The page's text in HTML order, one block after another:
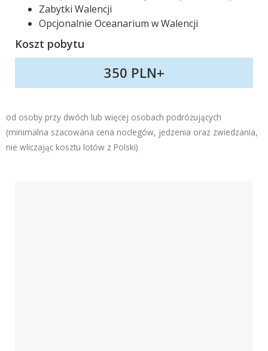
Zabytki Walencji
Opcjonalnie Oceanarium w Walencji
Koszt pobytu
350 PLN+
od osoby przy dwóch lub więcej osobach podróżujących
(minimalna szacowana cena noclegów, jedzenia oraz zwiedzania,
nie wliczając kosztu lotów z Polski)
W chwili obecnej
dodatkowych
marketingowych,
lecz nie
wykluczamy ich